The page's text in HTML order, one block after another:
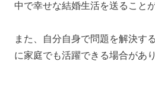
中で幸せな結婚生活を送ること
また、自分自身で問題を解決す
に家庭でも活躍できる場合があり